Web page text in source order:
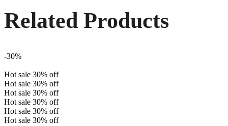
Related Products
-30%
Hot sale 30% off
Hot sale 30% off
Hot sale 30% off
Hot sale 30% off
Hot sale 30% off
Hot sale 30% off